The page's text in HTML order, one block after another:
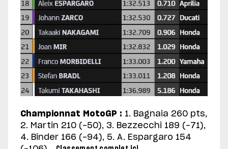
Championnat MotoGP : 1. Bagnaia 260 pts,
2. Martin 210 (-50), 3. Bezzecchi 189 (-71),
4. Binder 166 (-94), 5. A. Espargaro 154